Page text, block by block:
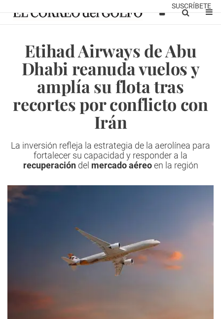
SUSCRÍBETE
Etihad Airways de Abu
Dhabi reanuda vuelos y
amplía su flota tras
recortes por conflicto con
Irán
La inversión refleja la estrategia de la aerolínea para
fortalecer su capacidad y responder a la
recuperacióndel mercado aéreoen la región